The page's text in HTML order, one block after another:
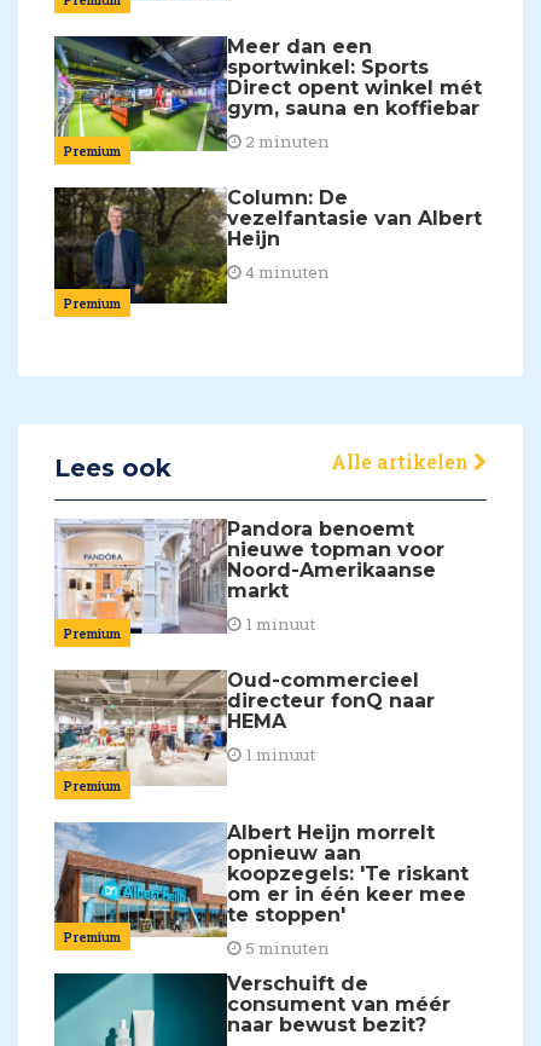
Premium
Meer dan een
sportwinkel: Sports
Direct opent winkel mét
gym, sauna en koffiebar
2 minuten
Premium
Column: De
vezelfantasie van Albert
Heijn
4 minuten
Lees ook Alle artikelen
Premium
Pandora benoemt
nieuwe topman voor
Noord-Amerikaanse
markt
1 minuut
Premium
Oud-commercieel
directeur fonQ naar
HEMA
1 minuut
Premium
Albert Heijn morrelt
opnieuw aan
koopzegels: 'Te riskant
om er in één keer mee
te stoppen'
5 minuten
Verschuift de
consument van méér
naar bewust bezit?